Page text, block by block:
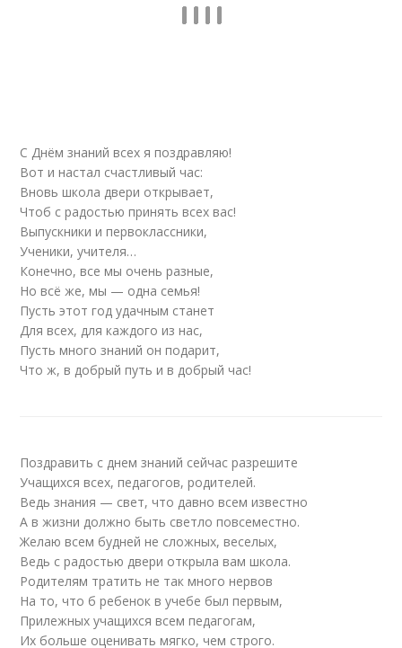
С Днём знаний всех я поздравляю!
Вот и настал счастливый час:
Вновь школа двери открывает,
Чтоб с радостью принять всех вас!
Выпускники и первоклассники,
Ученики, учителя…
Конечно, все мы очень разные,
Но всё же, мы — одна семья!
Пусть этот год удачным станет
Для всех, для каждого из нас,
Пусть много знаний он подарит,
Что ж, в добрый путь и в добрый час!
Поздравить с днем знаний сейчас разрешите
Учащихся всех, педагогов, родителей.
Ведь знания — свет, что давно всем известно
А в жизни должно быть светло повсеместно.
Желаю всем будней не сложных, веселых,
Ведь с радостью двери открыла вам школа.
Родителям тратить не так много нервов
На то, что б ребенок в учебе был первым,
Прилежных учащихся всем педагогам,
Их больше оценивать мягко, чем строго.